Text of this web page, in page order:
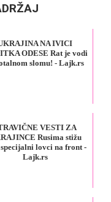
NA IVICI
ODESE Rat je vodi
slomu! - Lajk.rs
VESTI ZA
Rusima stižu
lovci na front -
Lajk.rs